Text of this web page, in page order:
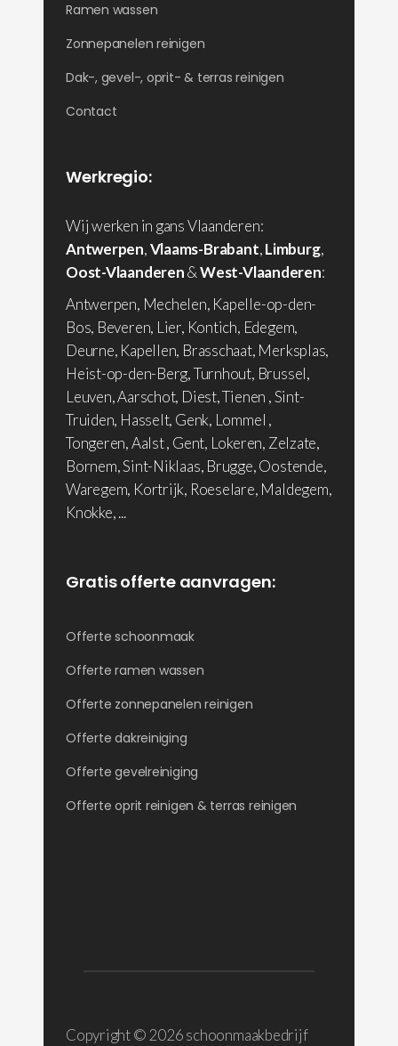
Ramen wassen
Zonnepanelen reinigen
Dak-, gevel-, oprit- & terras reinigen
Contact
Werkregio:
Wij werken in gans Vlaanderen:
Antwerpen,Vlaams-Brabant,Limburg,
Oost-Vlaanderen&West-Vlaanderen:
Antwerpen, Mechelen, Kapelle-op-den-
Bos, Beveren, Lier, Kontich, Edegem,
Deurne, Kapellen, Brasschaat, Merksplas,
Heist-op-den-Berg, Turnhout, Brussel,
Leuven, Aarschot, Diest, Tienen , Sint-
Truiden, Hasselt, Genk, Lommel ,
Tongeren, Aalst , Gent, Lokeren, Zelzate,
Bornem, Sint-Niklaas, Brugge, Oostende,
Waregem, Kortrijk, Roeselare, Maldegem,
Knokke, ...
Gratis offerte aanvragen:
Offerte schoonmaak
Offerte ramen wassen
Offerte zonnepanelen reinigen
Offerte dakreiniging
Offerte gevelreiniging
Offerte oprit reinigen & terras reinigen
Copyright © 2026 schoonmaakbedrijf